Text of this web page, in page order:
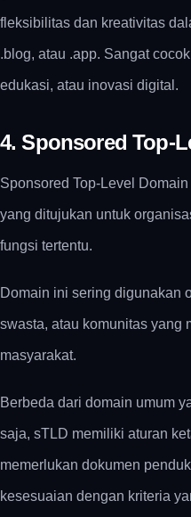
fleksibilitas dan kreativitas
.blog, atau .app. Sangat
edukasi, atau inovasi digital.
4. Sponsored Top-
Sponsored Top-Level
yang ditujukan untuk
fungsi tertentu.
Domain ini sering digunakan
swasta, atau komunitas yang
masyarakat.
Berbeda dari domain umum
saja, sTLD memiliki aturan
memerlukan dokumen
kesesuaian dengan kriteria